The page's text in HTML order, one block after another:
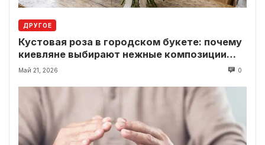
ДРУГОЕ
Кустовая роза в городском букете: почему
киевляне выбирают нежные композиции
вместо классики
Май 21, 2026 0